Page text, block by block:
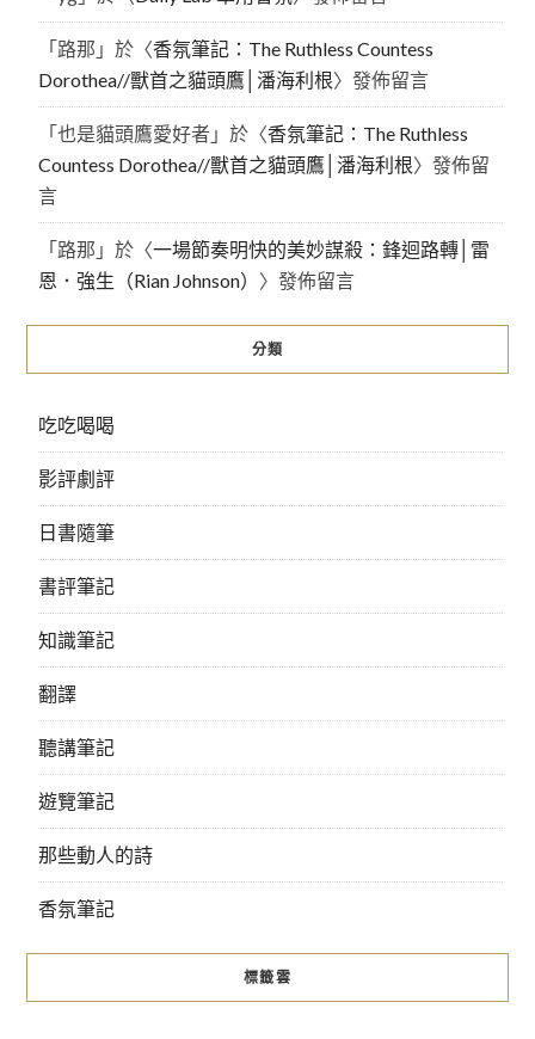
「路那 」於〈香氛筆記：The Ruthless Countess
Dorothea//獸首之貓頭鷹│潘海利根〉發佈留言
「也是貓頭鷹愛好者」於〈香氛筆記：The Ruthless
Countess Dorothea//獸首之貓頭鷹│潘海利根〉發佈留
言
「路那 」於〈一場節奏明快的美妙謀殺：鋒迴路轉│雷
恩．強生（Rian Johnson） 〉發佈留言
分類
吃吃喝喝
影評劇評
日書隨筆
書評筆記
知識筆記
翻譯
聽講筆記
遊覽筆記
那些動人的詩
香氛筆記
標籤雲